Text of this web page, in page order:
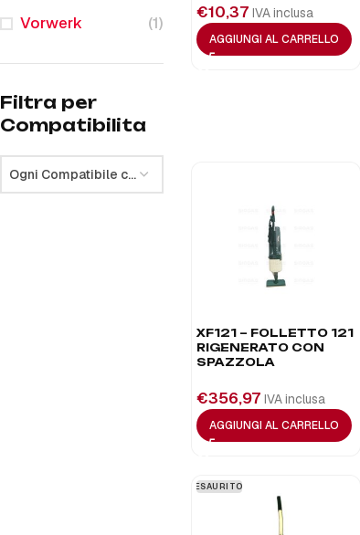
Vorwerk (1)
Filtra per
Compatibilita
Ogni Compatibile con
€10,37 IVA inclusa
AGGIUNGI AL CARRELLO
XF121 – FOLLETTO 121
RIGENERATO CON
SPAZZOLA
€356,97 IVA inclusa
AGGIUNGI AL CARRELLO
ESAURITO